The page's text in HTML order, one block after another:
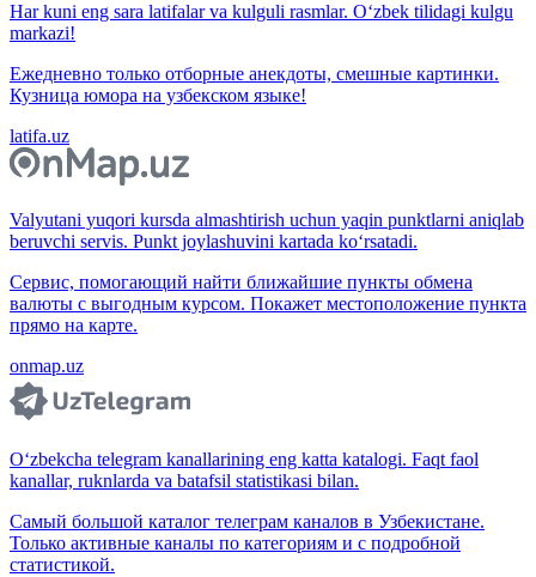
Har kuni eng sara latifalar va kulguli rasmlar. O‘zbek tilidagi kulgu
markazi!
Ежедневно только отборные анекдоты, смешные картинки.
Кузница юмора на узбекском языке!
latifa.uz
Valyutani yuqori kursda almashtirish uchun yaqin punktlarni aniqlab
beruvchi servis. Punkt joylashuvini kartada ko‘rsatadi.
Сервис, помогающий найти ближайшие пункты обмена
валюты с выгодным курсом. Покажет местоположение пункта
прямо на карте.
onmap.uz
O‘zbekcha telegram kanallarining eng katta katalogi. Faqt faol
kanallar, ruknlarda va batafsil statistikasi bilan.
Самый большой каталог телеграм каналов в Узбекистане.
Только активные каналы по категориям и с подробной
статистикой.